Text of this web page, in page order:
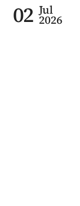
02 Jul
2026